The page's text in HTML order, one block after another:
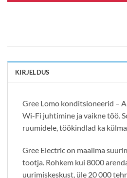
KIRJELDUS
Gree Lomo konditsioneerid –
Wi-Fi juhtimine ja vaikne töö.
ruumidele, töökindlad ka
Gree Electric on maailma
tootja. Rohkem kui 8000
uurimiskeskust, üle 20 000